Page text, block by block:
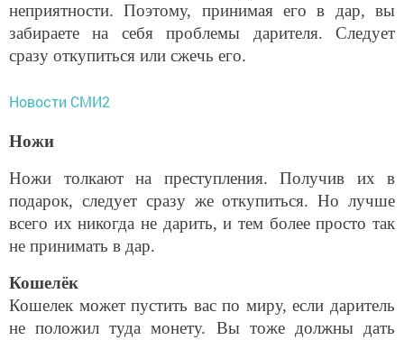
неприятности. Поэтому, принимая его в дар, вы
забираете на себя проблемы дарителя. Следует
сразу откупиться или сжечь его.
Новости СМИ2
Ножи
Ножи толкают на преступления. Получив их в
подарок, следует сразу же откупиться. Но лучше
всего их никогда не дарить, и тем более просто так
не принимать в дар.
Кошелёк
Кошелек может пустить вас по миру, если даритель
не положил туда монету. Вы тоже должны дать